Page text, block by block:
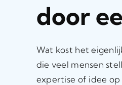
door
Wat kost het
die veel mensen
expertise of idee